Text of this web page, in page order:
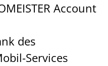
Account
des
Services